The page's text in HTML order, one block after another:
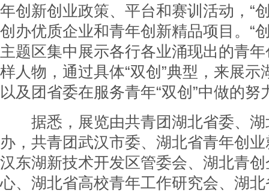
年创新创业政策、平台和赛训活动，“
创办优质企业和青年创新精品项目。“创
主题区集中展示各行各业涌现出的青
样人物，通过具体“双创”典型，来展示
以及团省委在服务青年“双创”中做的努
据悉，展览由共青团湖北省委、湖
办，共青团武汉市委、湖北省青年创
汉东湖新技术开发区管委会、湖北青
心、湖北省高校青年工作研究会、湖